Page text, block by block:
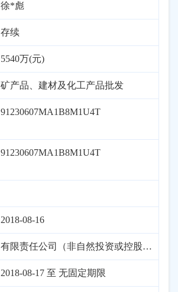
徐*彪
存续
5540万(元)
矿产品、建材及化工产品批发
91230607MA1B8M1U4T
91230607MA1B8M1U4T
2018-08-16
有限责任公司（非自然投资或控股的法独资）
2018-08-17 至 无固定期限